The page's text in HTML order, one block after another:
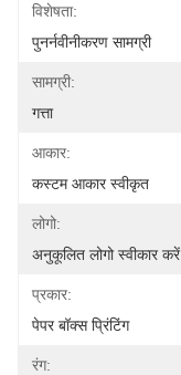
विशेषता:
पुनर्नवीनीकरण सामग्री
सामग्री:
गत्ता
आकार:
कस्टम आकार स्वीकृत
लोगो:
अनुकूलित लोगो स्वीकार करें
प्रकार:
पेपर बॉक्स प्रिंटिंग
रंग: